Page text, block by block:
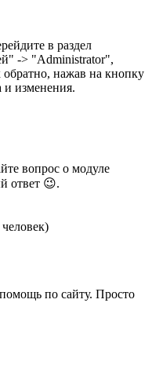
в раздел
-> "Administrator",
обратно, нажав на кнопку
и изменения.
вопрос о модуле
ответ 😉.
по сайту. Просто